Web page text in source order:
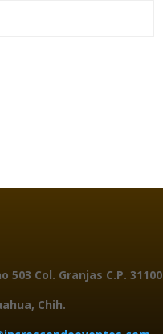
503 Col. Granjas C.P. 31100
Chih.